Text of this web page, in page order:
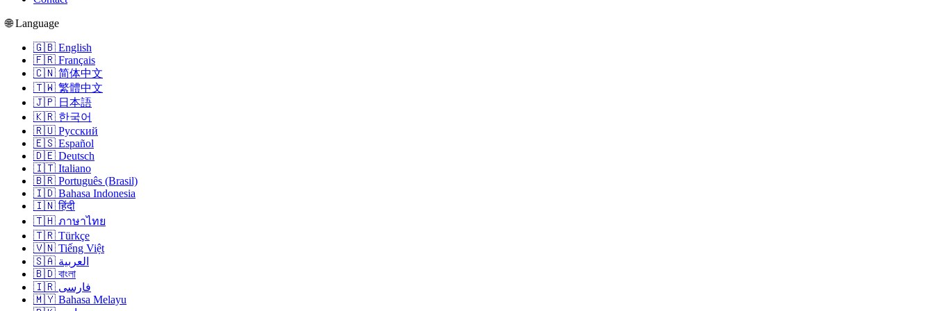
🌐 Language
🇬🇧 English
🇫🇷 Français
🇨🇳 简体中文
🇹🇼 繁體中文
🇯🇵 日本語
🇰🇷 한국어
🇷🇺 Русский
🇪🇸 Español
🇩🇪 Deutsch
🇮🇹 Italiano
🇧🇷 Português (Brasil)
🇮🇩 Bahasa Indonesia
🇮🇳 हिंदी
🇹🇭 ภาษาไทย
🇹🇷 Türkçe
🇻🇳 Tiếng Việt
🇸🇦 العربية
🇧🇩 বাংলা
🇮🇷 فارسی
🇲🇾 Bahasa Melayu